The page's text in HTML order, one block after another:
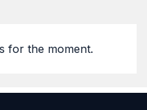
for the moment.